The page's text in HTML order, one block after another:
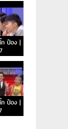
ป๋อง |
ป๋อง |